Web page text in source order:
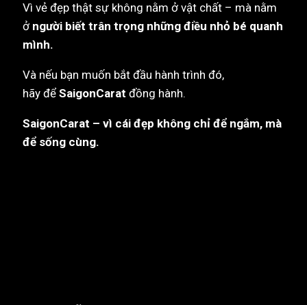
Vì vẻ đẹp thật sự không nằm ở vật chất – mà nằm
ở người biết trân trọng những điều nhỏ bé quanh
mình.
Và nếu bạn muốn bắt đầu hành trình đó,
hãy để SaigonCarat đồng hành.
SaigonCarat – vì cái đẹp không chỉ để ngắm, mà
để sống cùng.